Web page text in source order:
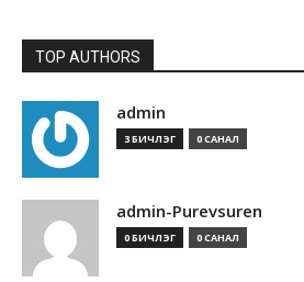
TOP AUTHORS
admin
3 БИЧЛЭГ 0 САНАЛ
admin-Purevsuren
0 БИЧЛЭГ 0 САНАЛ